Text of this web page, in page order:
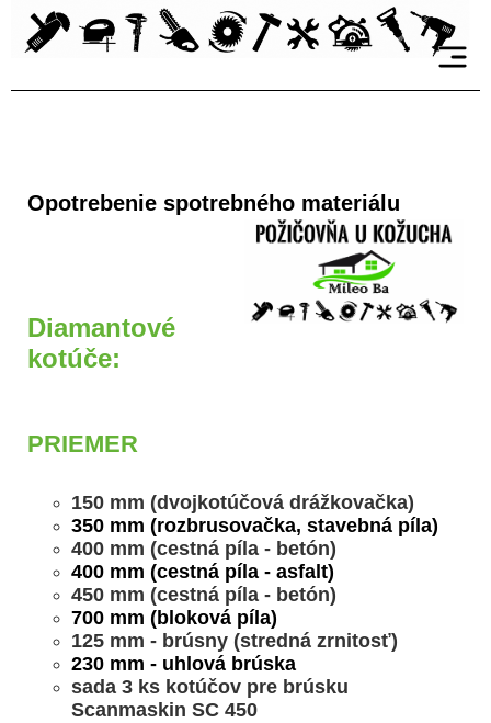
Opotrebenie spotrebného materiálu
Diamantové
kotúče:
PRIEMER
150 mm (dvojkotúčová drážkovačka)
350 mm (rozbrusovačka, stavebná píla)
400 mm (cestná píla - betón)
400 mm (cestná píla - asfalt)
450 mm (cestná píla - betón)
700 mm (bloková píla)
125 mm - brúsny (stredná zrnitosť)
230 mm - uhlová brúska
sada 3 ks kotúčov pre brúsku
Scanmaskin SC 450